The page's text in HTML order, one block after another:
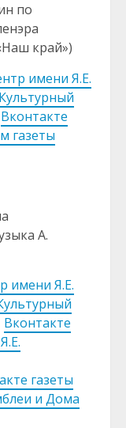
по
край»)
имени Я.Е.
Вконтакте
газеты
А.
имени Я.Е.
Вконтакте
газеты
и Дома